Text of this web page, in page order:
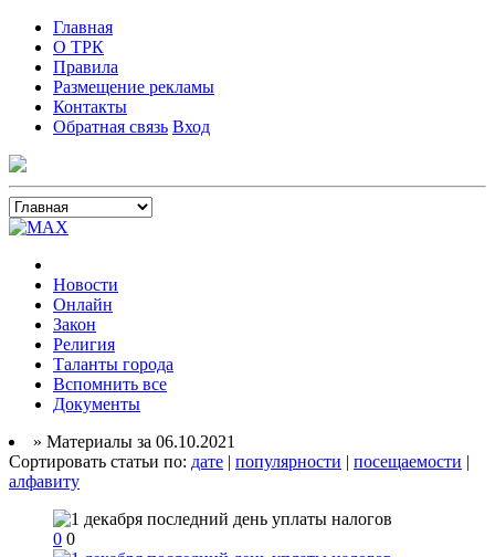
Главная
О ТРК
Правила
Размещение рекламы
Контакты
Обратная связь Вход
Новости
Онлайн
Закон
Религия
Таланты города
Вспомнить все
Документы
» Материалы за 06.10.2021
Сортировать статьи по: дате | популярности | посещаемости |
алфавиту
0 0